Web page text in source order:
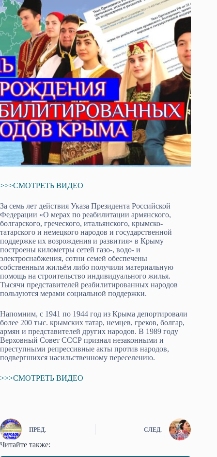
>>>СМОТРЕТЬ ВИДЕО
За семь лет действия Указа Президента Российской
Федерации «О мерах по реабилитации армянского,
болгарского, греческого, итальянского, крымско-
татарского и немецкого народов и государственной
поддержке их возрождения и развития» в Крыму
построены километры сетей газо-, водо- и
электроснабжения, сотни семей обеспечены
собственным жильём либо получили материальную
помощь на строительство индивидуального жилья.
Тысячи представителей реабилитированных народов
пользуются мерами социальной поддержки.
Напомним, с 1941 по 1944 год из Крыма депортировали
более 200 тыс. крымских татар, немцев, греков, болгар,
армян и представителей других народов. В 1989 году
Верховный Совет СССР признал незаконными и
преступными репрессивные акты против народов,
подвергшихся насильственному переселению.
>>>СМОТРЕТЬ ВИДЕО
ПРЕД. СЛЕД.
Читайте также: